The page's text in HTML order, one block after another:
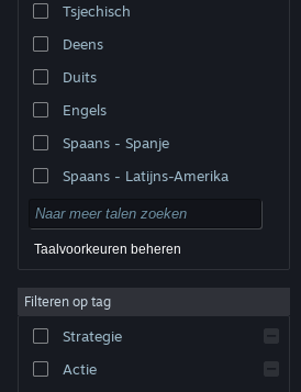
© Valve Corporation. Alle rechten voorbehouden. Alle
handelsmerken zijn eigendom van hun respectieve
Privacybeleid|Juridische informatie
Toegankelijkheid
|
Terugbetalingen
Tsjechisch
Deens
Duits
Engels
Spaans - Spanje
Spaans - Latijns-Amerika
Taalvoorkeuren beheren
Filteren op tag
Strategie
Actie